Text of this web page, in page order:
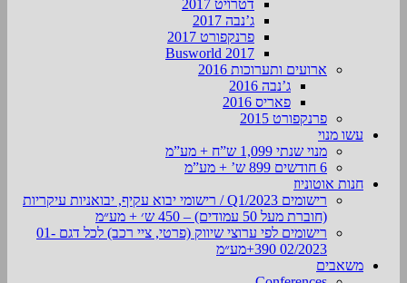
דטרויט 2017
ג’נבה 2017
פרנקפורט 2017
Busworld 2017
ארועים ותערוכות 2016
ג’נבה 2016
פאריס 2016
פרנקפורט 2015
עשו מנוי
מנוי שנתי 1,099 ש”ח + מע”מ
6 חודשים 899 ש’ + מע”מ
חנות אוטוניוז
רישומים Q1/2023 / רישומי יבוא עקיף, יבואניות עיקריות
(חוברת מעל 50 עמודים) – 450 ש׳ + מע״מ
רישומים לפי ערוצי שיווק (פרטי, ציי רכב) לכל דגם 01-
02/2023 390+מע״מ
משאבים